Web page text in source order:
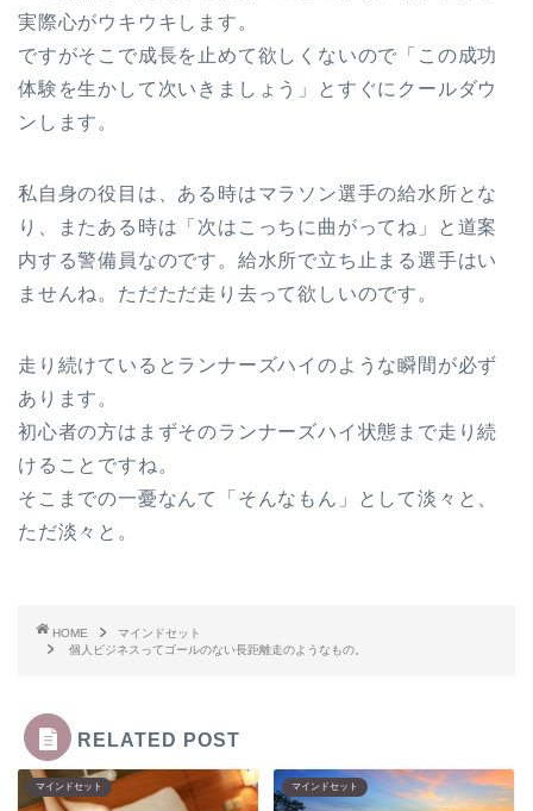
実際心がウキウキします。
ですがそこで成長を止めて欲しくないので「この成功
体験を生かして次いきましょう」とすぐにクールダウ
ンします。
私自身の役目は、ある時はマラソン選手の給水所とな
り、またある時は「次はこっちに曲がってね」と道案
内する警備員なのです。給水所で立ち止まる選手はい
ませんね。ただただ走り去って欲しいのです。
走り続けているとランナーズハイのような瞬間が必ず
あります。
初心者の方はまずそのランナーズハイ状態まで走り続
けることですね。
そこまでの一憂なんて「そんなもん」として淡々と、
ただ淡々と。
HOME
マインドセット
個人ビジネスってゴールのない長距離走のようなもの。
RELATED POST
マインドセット マインドセット